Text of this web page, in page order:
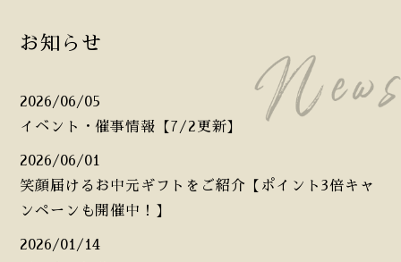
お知らせ
2026/06/05
イベント・催事情報【7/2更新】
2026/06/01
笑顔届けるお中元ギフトをご紹介【ポイント3倍キャ
ンペーンも開催中！】
2026/01/14